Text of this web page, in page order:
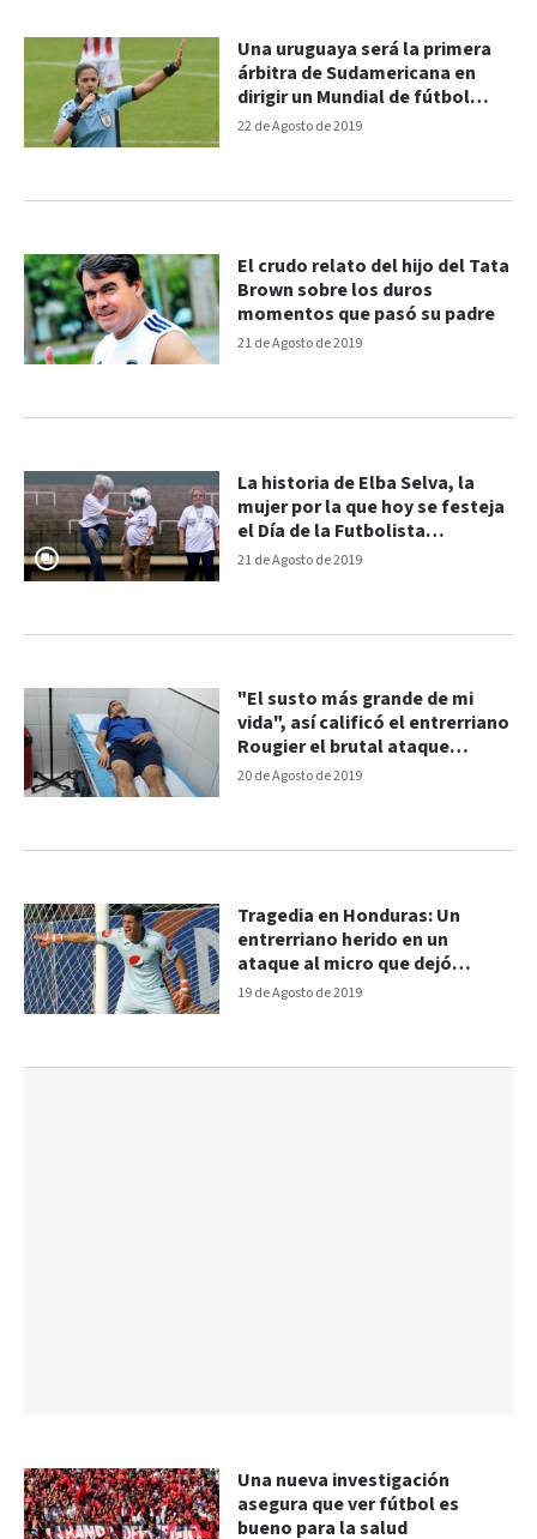
22 de Agosto de 2019
Una uruguaya será la primera
árbitra de Sudamericana en
dirigir un Mundial de fútbol
Masculino
21 de Agosto de 2019
El crudo relato del hijo del Tata
Brown sobre los duros
momentos que pasó su padre
21 de Agosto de 2019
La historia de Elba Selva, la
mujer por la que hoy se festeja
el Día de la Futbolista
Argentina
20 de Agosto de 2019
"El susto más grande de mi
vida", así calificó el entrerriano
Rougier el brutal ataque
sufrido en Honduras
19 de Agosto de 2019
Tragedia en Honduras: Un
entrerriano herido en un
ataque al micro que dejó
cuatro muertos
Una nueva investigación
asegura que ver fútbol es
bueno para la salud